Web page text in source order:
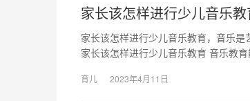
家长该怎样进行少儿音乐教
家长该怎样进行少儿音乐教育，音乐
家长该怎样进行少儿音乐教育 音乐教
育儿 2023年4月11日